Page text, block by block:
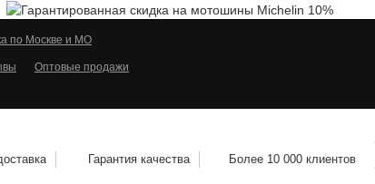
по Москве и МО
Оптовые продажи
Гарантия качества Более 10 000 клиентов